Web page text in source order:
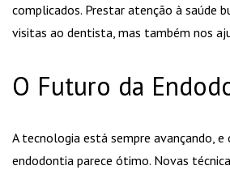
complicados. Prestar atenção à saúde
visitas ao dentista, mas também nos
O Futuro da
A tecnologia está sempre avançando,
endodontia parece ótimo. Novas